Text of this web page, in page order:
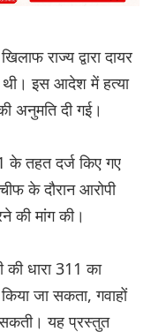
राज्य द्वारा दायर
थी। इस आदेश में हत्या
अनुमति दी गई।
के तहत दर्ज किए गए
के दौरान आरोपी
की मांग की।
की धारा 311 का
जा सकता, गवाहों
सकती। यह प्रस्तुत